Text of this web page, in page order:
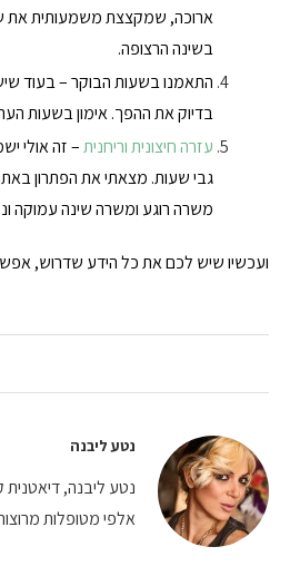
ארוכה, שמקצצת משמעותית את
בשינה הרצופה.
התאמנו בשעות הבוקר – בעוד
בדיוק את ההפך. אימון בשעות
עזרה חיצונית וריחנית– זה אולי
גבי שעות. מצאתי את הפתרון
משרה רוגע ומשרה שינה עמוקה
ועכשיו שיש לכם את כל הידע שדרוש,
נטע ליבנה
נטע ליבנה, דיאטנית
אלפי מטופלות